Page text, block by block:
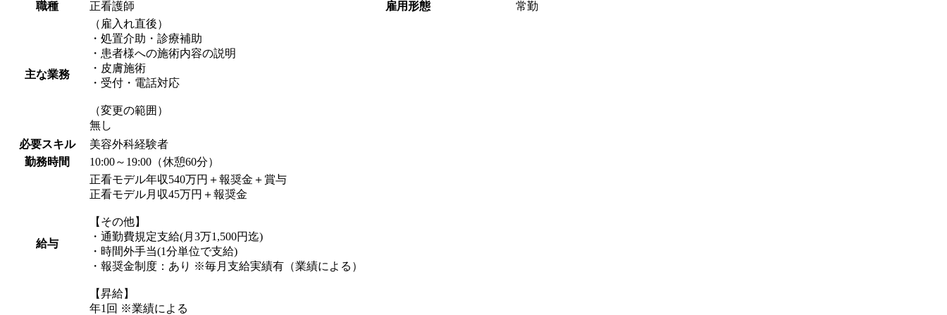
職種
正看護師 雇用形態 常勤
主な業務
（雇入れ直後）
・処置介助・診療補助
・患者様への施術内容の説明
・皮膚施術
・受付・電話対応
（変更の範囲）
無し
必要スキル
美容外科経験者
勤務時間
10:00～19:00（休憩60分）
給与
正看モデル年収540万円＋報奨金＋賞与
正看モデル月収45万円＋報奨金
【その他】
・通勤費規定支給(月3万1,500円迄)
・時間外手当(1分単位で支給)
・報奨金制度：あり ※毎月支給実績有（業績による）
【昇給】
年1回 ※業績による